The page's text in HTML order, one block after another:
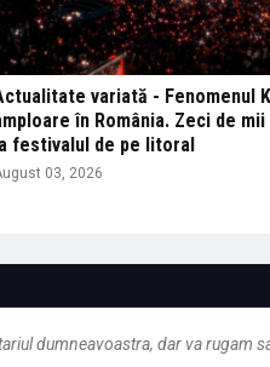
variată - Fenomenul
în România. Zeci de
festivalul de pe litoral
03, 2026
dumneavoastra, dar va rugam